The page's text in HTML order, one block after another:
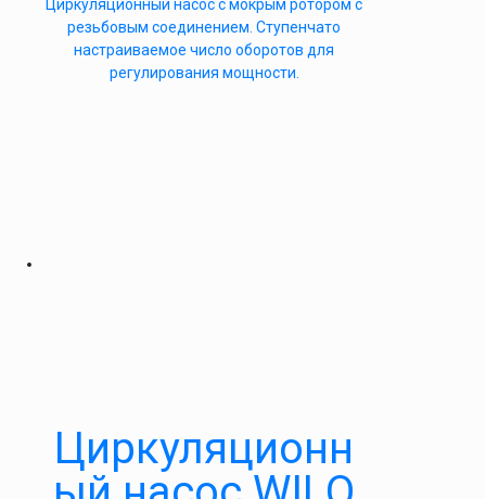
Циркуляционный насос с мокрым ротором с
резьбовым соединением. Ступенчато
настраиваемое число оборотов для
регулирования мощности.
Циркуляционн